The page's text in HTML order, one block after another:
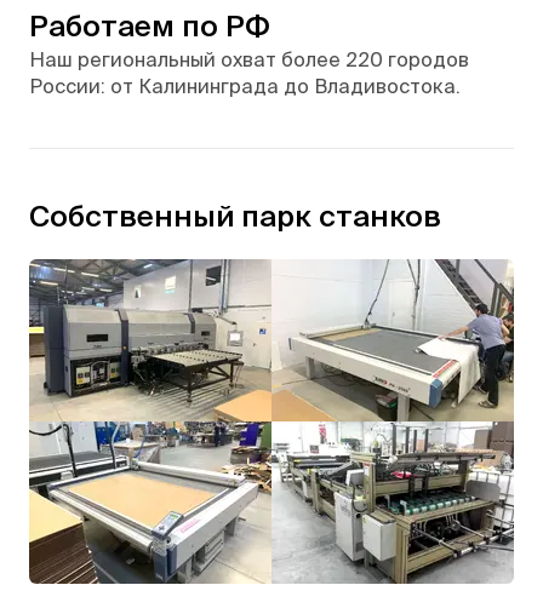
Работаем по РФ
Наш региональный охват более 220 городов
России: от Калининграда до Владивостока.
Собственный парк станков